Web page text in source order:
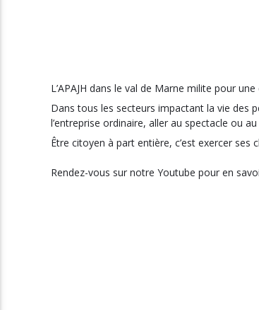
L’APAJH dans le val de Marne milite pour
Dans tous les secteurs impactant la vie des
l’entreprise ordinaire, aller au spectacle ou
Être citoyen à part entière, c’est exercer
Rendez-vous sur notre Youtube pour en